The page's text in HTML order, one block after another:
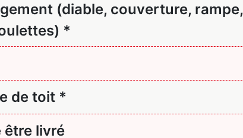
(diable, couverture, rampe,
*
de toit *
être livré